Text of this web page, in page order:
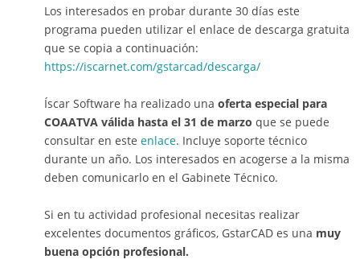
Los interesados en probar durante 30 días este
programa pueden utilizar el enlace de descarga gratuita
que se copia a continuación:
https://iscarnet.com/gstarcad/descarga/
Íscar Software ha realizado una oferta especial para
COAATVA válida hasta el 31 de marzo que se puede
consultar en este enlace. Incluye soporte técnico
durante un año. Los interesados en acogerse a la misma
deben comunicarlo en el Gabinete Técnico.
Si en tu actividad profesional necesitas realizar
excelentes documentos gráficos, GstarCAD es una muy
buena opción profesional.